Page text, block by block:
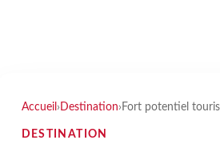
Accueil › Destination› Fort potentiel
DESTINATION